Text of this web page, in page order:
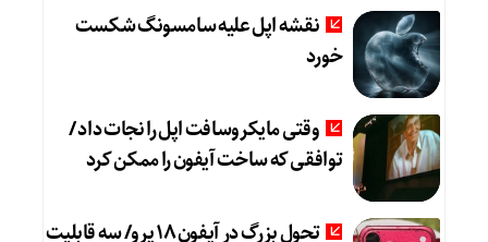
نقشه اپل علیه سامسونگ شکست
خورد
وقتی مایکروسافت اپل را نجات داد /
توافقی که ساخت آیفون را ممکن کرد
تحول بزرگ در آیفون ۱۸ پرو/ سه قابلیت